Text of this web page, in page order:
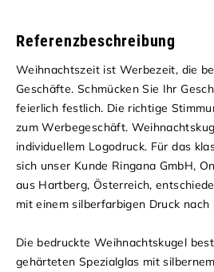
Referenzbeschreibung
Weihnachtszeit ist Werbezeit, die
Geschäfte. Schmücken Sie Ihr
feierlich festlich. Die richtige
zum Werbegeschäft.
individuellem Logodruck. Für das
sich unser Kunde Ringana GmbH,
aus Hartberg, Österreich,
mit einem silberfarbigen Druck
Die bedruckte Weihnachtskugel
gehärteten Spezialglas mit